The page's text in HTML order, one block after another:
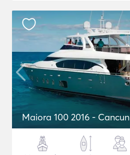
Maiora 100 2016 - Cancun